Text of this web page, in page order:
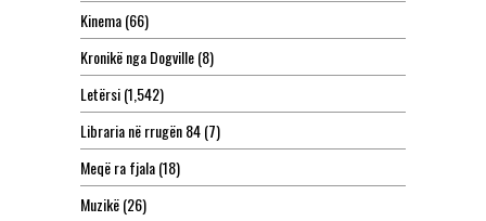
Kinema(66)
Kronikë nga Dogville(8)
Letërsi(1,542)
Libraria në rrugën 84(7)
Meqë ra fjala(18)
Muzikë(26)